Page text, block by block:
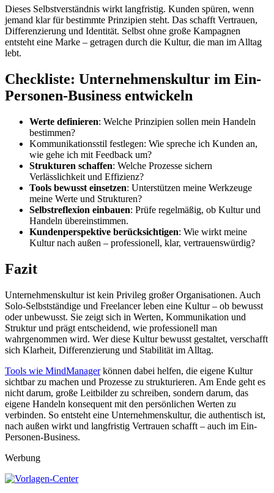
Dieses Selbstverständnis wirkt langfristig. Kunden spüren, wenn
jemand klar für bestimmte Prinzipien steht. Das schafft Vertrauen,
Differenzierung und Identität. Selbst ohne große Kampagnen
entsteht eine Marke – getragen durch die Kultur, die man im Alltag
lebt.
Checkliste: Unternehmenskultur im Ein-
Personen-Business entwickeln
Werte definieren: Welche Prinzipien sollen mein Handeln
bestimmen?
Kommunikationsstil festlegen: Wie spreche ich Kunden an,
wie gehe ich mit Feedback um?
Strukturen schaffen: Welche Prozesse sichern
Verlässlichkeit und Effizienz?
Tools bewusst einsetzen: Unterstützen meine Werkzeuge
meine Werte und Strukturen?
Selbstreflexion einbauen: Prüfe regelmäßig, ob Kultur und
Handeln übereinstimmen.
Kundenperspektive berücksichtigen: Wie wirkt meine
Kultur nach außen – professionell, klar, vertrauenswürdig?
Fazit
Unternehmenskultur ist kein Privileg großer Organisationen. Auch
Solo-Selbstständige und Freelancer leben eine Kultur – ob bewusst
oder unbewusst. Sie zeigt sich in Werten, Kommunikation und
Struktur und prägt entscheidend, wie professionell man
wahrgenommen wird. Wer diese Kultur bewusst gestaltet, verschafft
sich Klarheit, Differenzierung und Stabilität im Alltag.
Tools wie MindManagerkönnen dabei helfen, die eigene Kultur
sichtbar zu machen und Prozesse zu strukturieren. Am Ende geht es
nicht darum, große Leitbilder zu schreiben, sondern darum, das
eigene Handeln konsequent mit den persönlichen Werten zu
verbinden. So entsteht eine Unternehmenskultur, die authentisch ist,
nach außen wirkt und langfristig Vertrauen schafft – auch im Ein-
Personen-Business.
Werbung